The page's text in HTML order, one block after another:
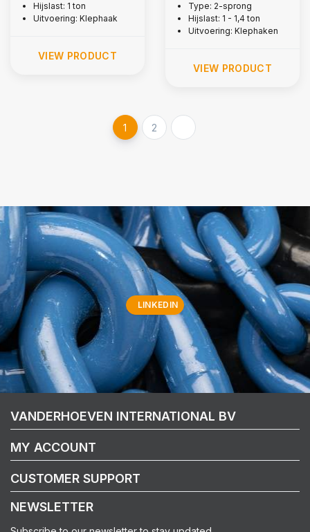
Hijslast: 1 ton
Uitvoering: Klephaak
VIEW PRODUCT
Type: 2-sprong
Hijslast: 1 - 1,4 ton
Uitvoering: Klephaken
VIEW PRODUCT
1 2
LINKEDIN
VANDERHOEVEN INTERNATIONAL BV
MY ACCOUNT
CUSTOMER SUPPORT
NEWSLETTER